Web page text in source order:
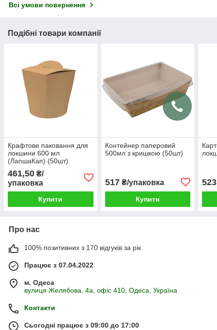
Всі умови повернення
Подібні товари компанії
Крафтове паковання для
локшини 600 мл
(ЛапшаКап) (50шт)
461,50 ₴/
упаковка
Купити
Контейнер паперовий
500мл з кришкою (50шт)
517₴/упаковка
Купити
523
Про нас
100% позитивних з 170 відгуків за рік
Працює з 07.04.2022
м. Одеса
вулиця Желябова, 4а, офіс 410, Одеса, Україна
Контакти
Сьогодні працює з 09:00 до 17:00